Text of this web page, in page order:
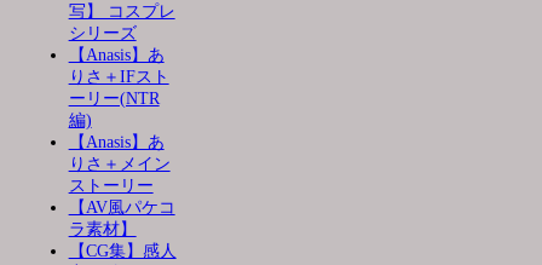
写】 コスプレ
シリーズ
【Anasis】あ
りさ＋IFスト
ーリー(NTR
編)
【Anasis】あ
りさ＋メイン
ストーリー
【AV風パケコ
ラ素材】
【CG集】感人